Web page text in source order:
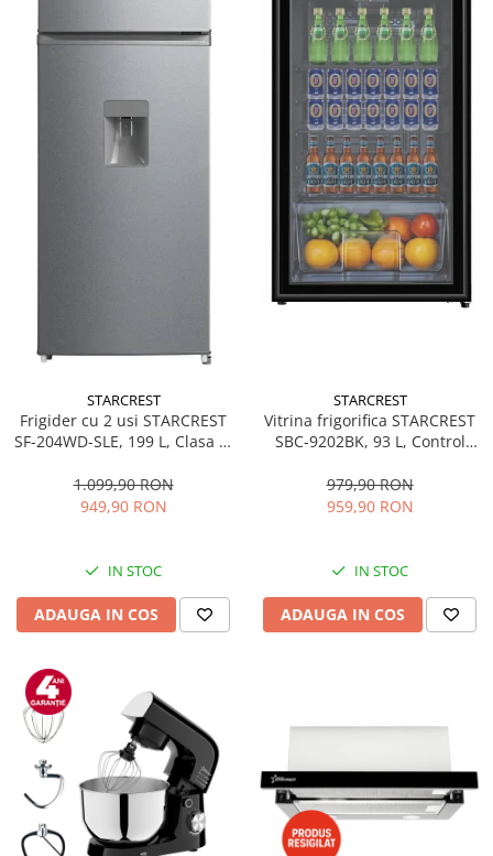
STARCREST
Frigider cu 2 usi STARCREST
SF-204WD-SLE, 199 L, Clasa E,
Termostat Ajustabil, Usi
reversibile, H 143 cm, Argintiu
1.099,90 RON
949,90 RON
IN STOC
ADAUGA IN COS
STARCREST
Vitrina frigorifica STARCREST
SBC-9202BK, 93 L, Control
83.2 cm, Negru
979,90 RON
959,90 RON
IN STOC
ADAUGA IN COS